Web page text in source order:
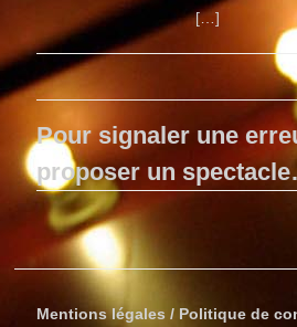
[…]
Pour signaler une
proposer un
Mentions légales / Politique de